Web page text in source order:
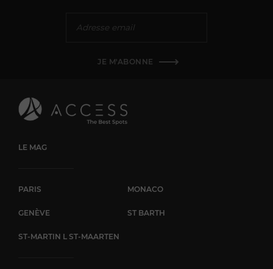
JE M'ABONNE
LE MAG
PARIS MONACO
GENÈVE ST BARTH
ST-MARTIN L ST-MAARTEN